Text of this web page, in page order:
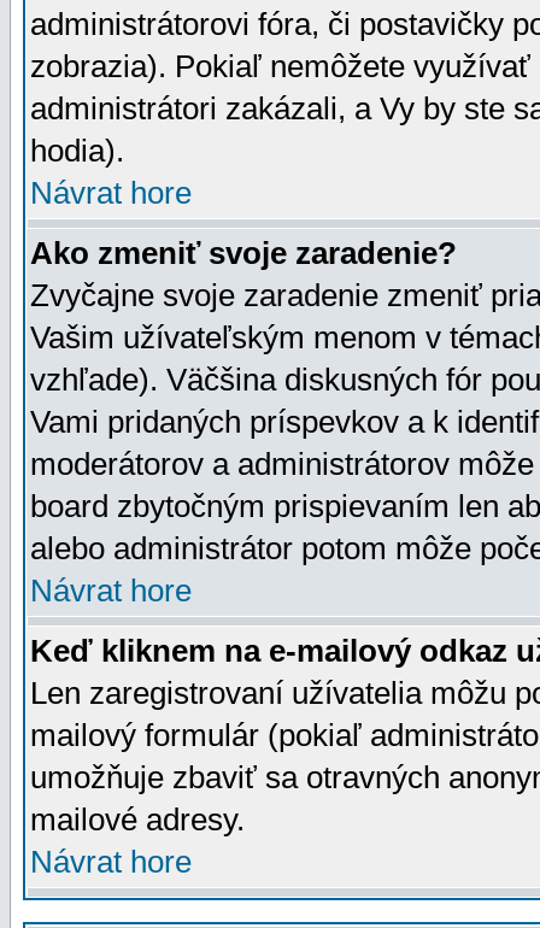
administrátorovi fóra, či postavičky
zobrazia). Pokiaľ nemôžete
administrátori zakázali, a Vy by ste
hodia).
Návrat hore
Ako zmeniť svoje zaradenie?
Zvyčajne svoje zaradenie zmeniť
Vašim užívateľským menom v
vzhľade). Väčšina diskusných fór
Vami pridaných príspevkov a k
moderátorov a administrátorov
board zbytočným prispievaním len
alebo administrátor potom môže
Návrat hore
Keď kliknem na e-mailový odkaz
Len zaregistrovaní užívatelia môžu
mailový formulár (pokiaľ
umožňuje zbaviť sa otravných
mailové adresy.
Návrat hore